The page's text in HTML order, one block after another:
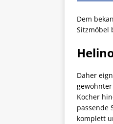
Dem
Sitzmöbel
Daher
Kocher
passende
komplett